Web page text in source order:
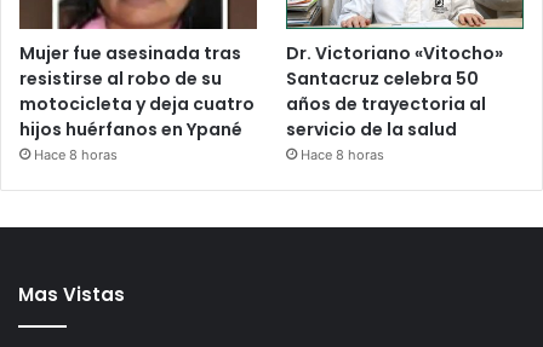
Mujer fue asesinada tras
resistirse al robo de su
motocicleta y deja cuatro
hijos huérfanos en Ypané
Hace 8 horas
Dr. Victoriano «Vitocho»
Santacruz celebra 50
años de trayectoria al
servicio de la salud
Hace 8 horas
Mas Vistas